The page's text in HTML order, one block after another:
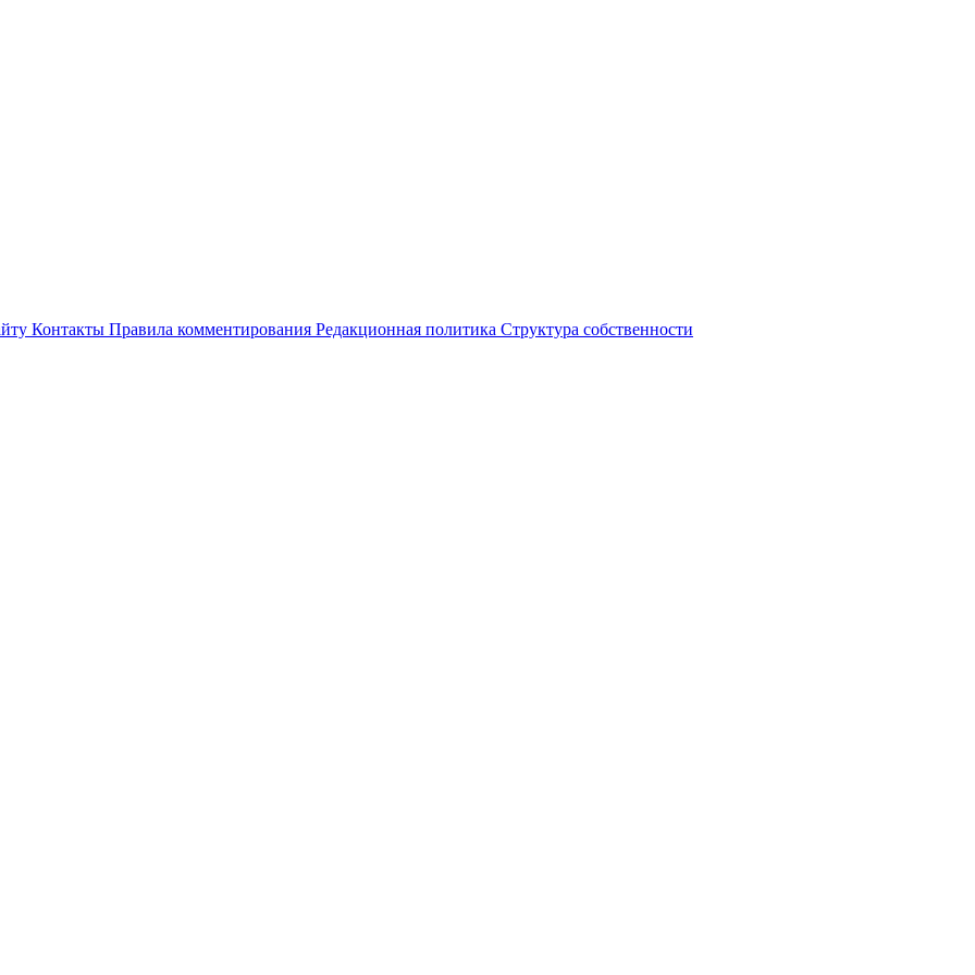
Контакты Правила комментирования Редакционная политика Структура собственности